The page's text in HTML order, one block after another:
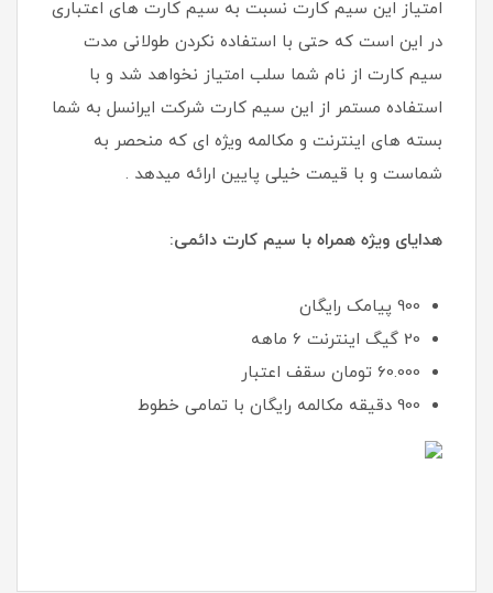
امتیاز این سیم کارت نسبت به سیم کارت های اعتباری
در این است که حتی با استفاده نکردن طولانی مدت
سیم کارت از نام شما سلب امتیاز نخواهد شد و با
استفاده مستمر از این سیم کارت شرکت ایرانسل به شما
بسته های اینترنت و مکالمه ویژه ای که منحصر به
شماست و با قیمت خیلی پایین ارائه میدهد .
هدایای ویژه همراه با سیم کارت دائمی:
900 پیامک رایگان
20 گیگ اینترنت 6 ماهه
60.000 تومان سقف اعتبار
900 دقیقه مکالمه رایگان با تمامی خطوط